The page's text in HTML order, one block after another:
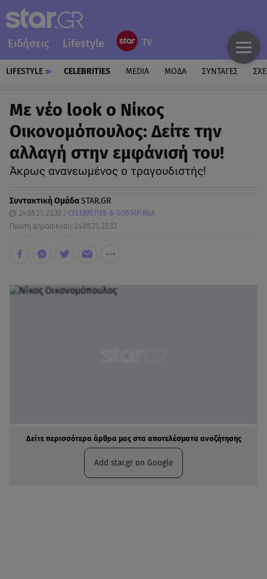
Ειδήσεις Lifestyle
LIFESTYLE CELEBRITIES MEDIA ΜΟΔΑ ΣΥΝΤΑΓΕΣ
Με νέο look ο Νίκος
Οικονομόπουλος: Δείτε την
αλλαγή στην εμφάνισή του!
Άκρως ανανεωμένος ο τραγουδιστής!
Συντακτική ΟμάδαSTAR.GR
24.05.21, 23:32
CELEBRITIES & GOSSIP ΝΕΑ
Πρώτη Δημοσίευση: 24.05.21, 23:32
Δείτε περισσότερα άρθρα μας στα αποτελέσματα αναζήτησης
Add star.gr on Google